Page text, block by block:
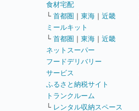
食材宅配
└ 首都圏 ｜ 東海 ｜ 近畿
ミールキット
└ 首都圏 ｜ 東海 ｜ 近畿
ネットスーパー
フードデリバリー
サービス
ふるさと納税サイト
トランクルーム
└ レンタル収納スペース